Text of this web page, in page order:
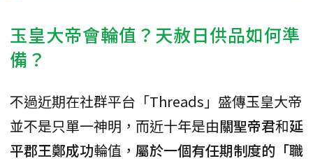
玉皇大帝會輪值？天赦日供品如何準
備？
不過近期在社群平台「Threads」盛傳玉皇大帝
並不是只單一神明，而近十年是由關聖帝君和延
平郡王鄭成功輪值， 屬於一個有任期制度的「職